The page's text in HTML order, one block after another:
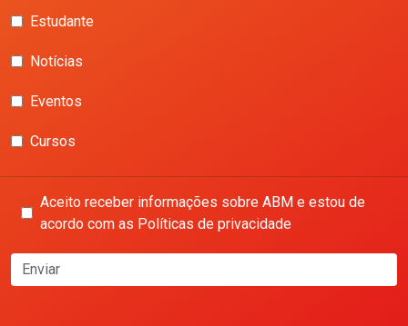
Estudante
Notícias
Eventos
Cursos
Aceito receber informações sobre ABM e estou de
acordo com as Políticas de privacidade
Enviar